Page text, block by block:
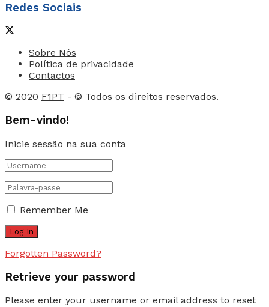
Redes Sociais
Sobre Nós
Política de privacidade
Contactos
© 2020 F1PT - © Todos os direitos reservados.
Bem-vindo!
Inicie sessão na sua conta
Remember Me
Forgotten Password?
Retrieve your password
Please enter your username or email address to reset